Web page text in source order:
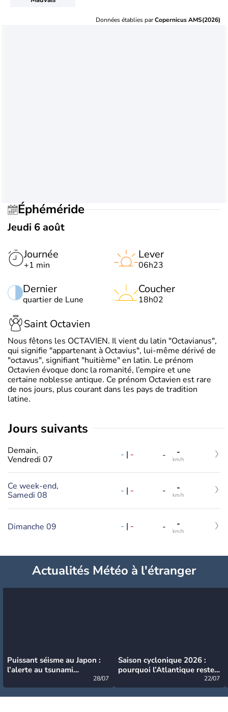
Données établies parCopernicus AMS(2026)
Éphéméride
Jeudi 6 août
Journée
+1 min
Dernier
quartier de Lune
Lever
06h23
Coucher
18h02
Saint Octavien
Nous fêtons les OCTAVIEN. Il vient du latin "Octavianus",
qui signifie "appartenant à Octavius", lui-même dérivé de
"octavus", signifiant "huitième" en latin. Le prénom
Octavien évoque donc la romanité, l’empire et une
certaine noblesse antique. Ce prénom Octavien est rare
de nos jours, plus courant dans les pays de tradition
latine.
jours suivants
Demain,
Vendredi 07
- | - - -
km/h
Ce week-end,
Samedi 08
- | - - -
km/h
Dimanche 09 - | - - -
km/h
Actualités Météo à l'étranger
Puissant séisme au Japon :
l’alerte au tsunami
28/07
Saison cyclonique 2026 :
pourquoi l’Atlantique reste
22/07